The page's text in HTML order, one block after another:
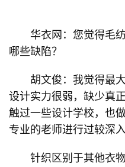
华衣网：您觉得毛纺
哪些缺陷？
胡文俊：我觉得最大
设计实力很弱，缺少真
触过一些设计学校，也
专业的老师进行过较深入
针织区别于其他衣物